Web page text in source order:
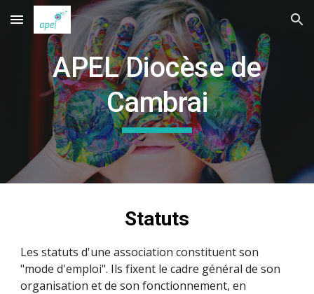
Skip to main content Skip to navigation
APEL Diocèse de
Cambrai
Statuts
Les statuts d'uneassociation constituent son
"mode d'emploi". Ils fixent le cadre général de son
organisation et de son fonctionnement, en